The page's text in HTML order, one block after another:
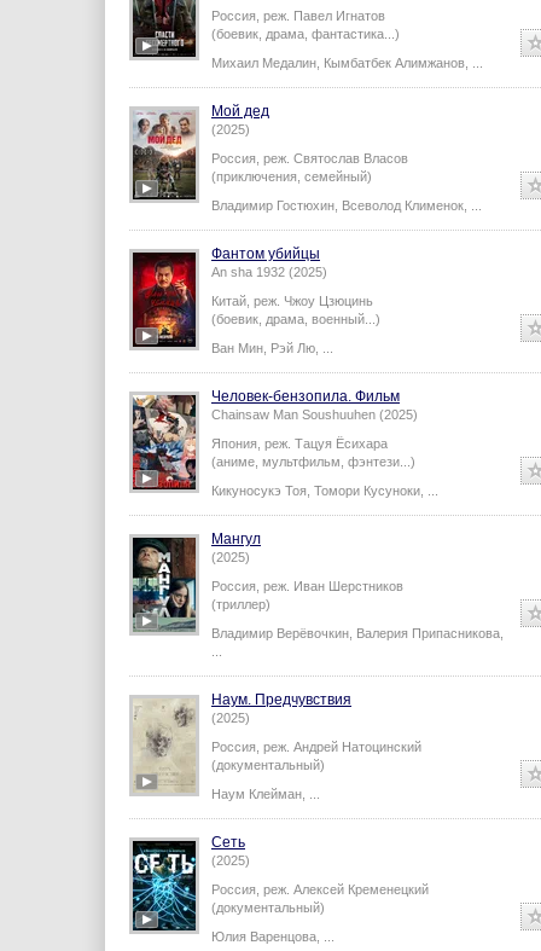
Россия, реж. Павел Игнатов
(боевик, драма, фантастика...)
Михаил Медалин Кымбатбек Алимжанов
Мой дед
(2025)
Россия, реж. Святослав Власов
(приключения, семейный)
Владимир Гостюхин Всеволод Клименок
Фантом убийцы
An sha 1932 (2025)
Китай, реж. Чжоу Цзюцинь
(боевик, драма, военный...)
Ван Мин Рэй Лю
Человек-бензопила. Фильм
Chainsaw Man Soushuuhen (2025)
Япония, реж. Тацуя Ёсихара
(аниме, мультфильм, фэнтези...)
Кикуносукэ Тоя Томори Кусуноки
Мангул
(2025)
Россия, реж. Иван Шерстников
(триллер)
Владимир Верёвочкин Валерия Припасникова
Наум. Предчувствия
(2025)
Россия, реж. Андрей Натоцинский
(документальный)
Наум Клейман
Сеть
(2025)
Россия, реж. Алексей Кременецкий
(документальный)
Юлия Варенцова